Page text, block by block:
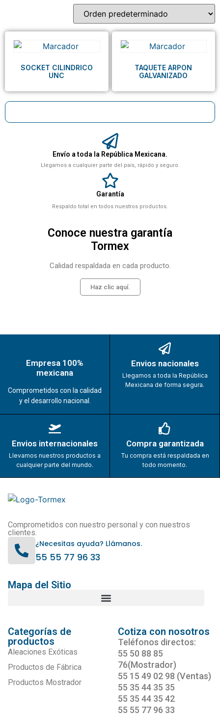
Envío a toda la República Mexicana.
Llegamos a cualquier parte del país, rápido y seguro.
Garantía
Respaldo total en todos nuestros productos.
Conoce nuestra garantía
Tormex
Calidad respaldada en cada producto.
Haz clic aquí.
SOCKET CILINDRICO
UNC
TAQUETE ARPON
GALVANIZADO
Empresa 100%
mexicana
Comprometidos con la calidad
y el desarrollo nacional.
Envios nacionales
Llegamos a toda la República
Mexicana de forma segura.
Envios internacionales
Llevamos nuestros productos a
cualquier parte del mundo.
Compra garantizada
Tu compra está respaldada en
todo momento.
Comprometidos con nuestro personal y con nuestros
clientes.
¿Necesitas ayuda? Llámanos.
55 55 77 96 33
Mapa del Sitio
Categorías de
productos
Aleaciones Exóticas
Productos de Fábrica
Productos Mostrador
Cotiza con nosotros
Teléfonos directos:
55 50 88 85
76(Mostrador)
55 15 49 02 98 (Ventas)
55 35 44 35 35
55 35 44 35 42
55 55 77 96 33